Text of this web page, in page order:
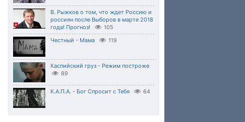
В. Рыжков о том, что ждет Россию и
россиян после Выборов в марте 2018
года! Прогноз!
105
Честный - Мама 119
Каспийский груз - Режим построже
89
К.А.П.А. - Бог Спросит с Тебя 64